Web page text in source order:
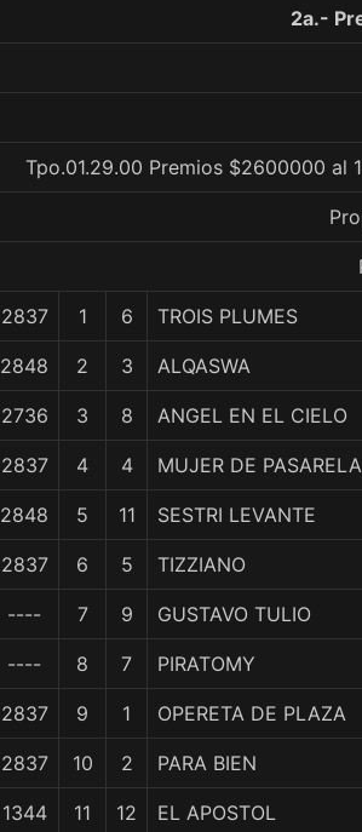
2a.-
Tpo.01.29.00 Premios $2600000
2837 1 6 TROIS PLUMES
2848 2 3 ALQASWA
2736 3 8 ANGEL EN EL CIELO
2837 4 4 MUJER DE PASARELA
2848 5 11 SESTRI LEVANTE
2837 6 5 TIZZIANO
---- 7 9 GUSTAVO TULIO
---- 8 7 PIRATOMY
2837 9 1 OPERETA DE PLAZA
2837 10 2 PARA BIEN
1344 11 12 EL APOSTOL